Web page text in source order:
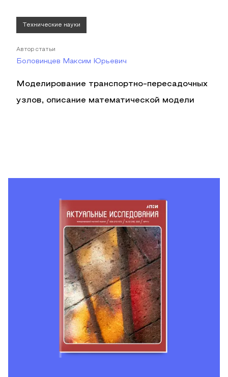
Технические науки
Автор статьи
Боловинцев Максим Юрьевич
Моделирование транспортно-пересадочных
узлов, описание математической модели